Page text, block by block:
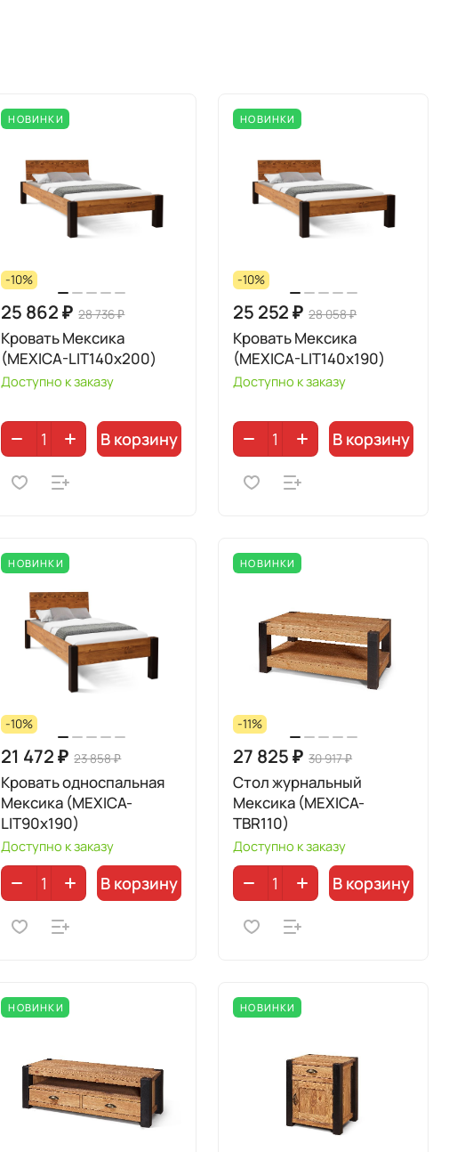
НОВИНКИ
-10%
25 862 ₽ 28 736 ₽
Кровать Мексика
(MEXICA-LIT140х200)
Доступно к заказу
В корзину
НОВИНКИ
-10%
25 252 ₽ 28 058 ₽
Кровать Мексика
(MEXICA-LIT140х190)
Доступно к заказу
В корзину
НОВИНКИ
-10%
21 472 ₽ 23 858 ₽
Кровать односпальная
Мексика (MEXICA-
LIT90х190)
Доступно к заказу
В корзину
НОВИНКИ
-11%
27 825 ₽ 30 917 ₽
Стол журнальный
Мексика (MEXICA-
TBR110)
Доступно к заказу
В корзину
НОВИНКИ НОВИНКИ